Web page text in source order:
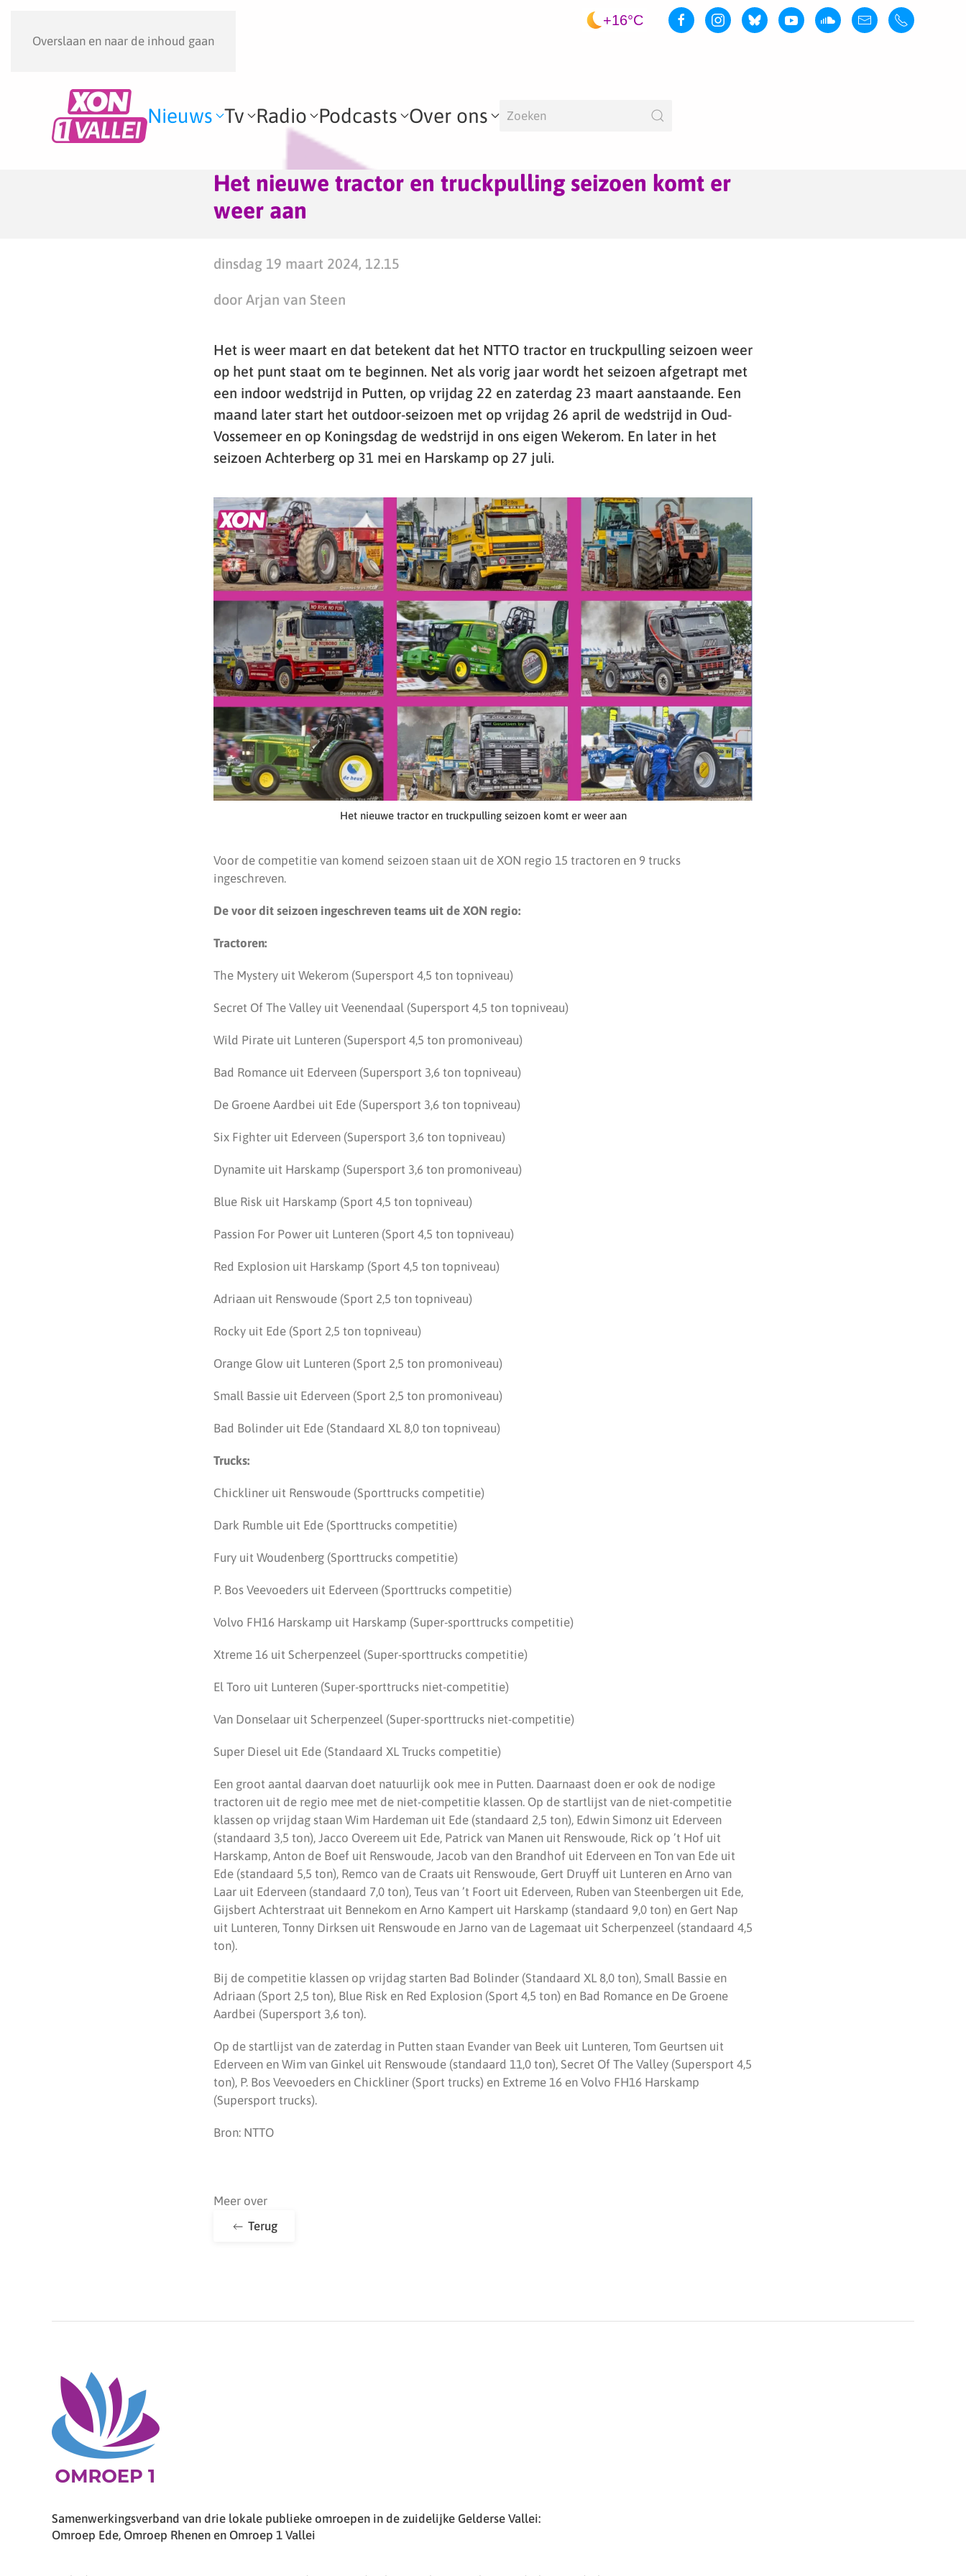
Overslaan en naar de inhoud gaan
+16°C
Nieuws Tv Radio Podcasts Over ons
Het nieuwe tractor en truckpulling seizoen komt er
weer aan
dinsdag 19 maart 2024, 12.15
door Arjan van Steen
Het is weer maart en dat betekent dat het NTTO tractor en truckpulling seizoen weer
op het punt staat om te beginnen. Net als vorig jaar wordt het seizoen afgetrapt met
een indoor wedstrijd in Putten, op vrijdag 22 en zaterdag 23 maart aanstaande. Een
maand later start het outdoor-seizoen met op vrijdag 26 april de wedstrijd in Oud-
Vossemeer en op Koningsdag de wedstrijd in ons eigen Wekerom. En later in het
seizoen Achterberg op 31 mei en Harskamp op 27 juli.
Het nieuwe tractor en truckpulling seizoen komt er weer aan
Voor de competitie van komend seizoen staan uit de XON regio 15 tractoren en 9 trucks
ingeschreven.
De voor dit seizoen ingeschreven teams uit de XON regio:
Tractoren:
The Mystery uit Wekerom (Supersport 4,5 ton topniveau)
Secret Of The Valley uit Veenendaal (Supersport 4,5 ton topniveau)
Wild Pirate uit Lunteren (Supersport 4,5 ton promoniveau)
Bad Romance uit Ederveen (Supersport 3,6 ton topniveau)
De Groene Aardbei uit Ede (Supersport 3,6 ton topniveau)
Six Fighter uit Ederveen (Supersport 3,6 ton topniveau)
Dynamite uit Harskamp (Supersport 3,6 ton promoniveau)
Blue Risk uit Harskamp (Sport 4,5 ton topniveau)
Passion For Power uit Lunteren (Sport 4,5 ton topniveau)
Red Explosion uit Harskamp (Sport 4,5 ton topniveau)
Adriaan uit Renswoude (Sport 2,5 ton topniveau)
Rocky uit Ede (Sport 2,5 ton topniveau)
Orange Glow uit Lunteren (Sport 2,5 ton promoniveau)
Small Bassie uit Ederveen (Sport 2,5 ton promoniveau)
Bad Bolinder uit Ede (Standaard XL 8,0 ton topniveau)
Trucks:
Chickliner uit Renswoude (Sporttrucks competitie)
Dark Rumble uit Ede (Sporttrucks competitie)
Fury uit Woudenberg (Sporttrucks competitie)
P. Bos Veevoeders uit Ederveen (Sporttrucks competitie)
Volvo FH16 Harskamp uit Harskamp (Super-sporttrucks competitie)
Xtreme 16 uit Scherpenzeel (Super-sporttrucks competitie)
El Toro uit Lunteren (Super-sporttrucks niet-competitie)
Van Donselaar uit Scherpenzeel (Super-sporttrucks niet-competitie)
Super Diesel uit Ede (Standaard XL Trucks competitie)
Een groot aantal daarvan doet natuurlijk ook mee in Putten. Daarnaast doen er ook de nodige
tractoren uit de regio mee met de niet-competitie klassen. Op de startlijst van de niet-competitie
klassen op vrijdag staan Wim Hardeman uit Ede (standaard 2,5 ton), Edwin Simonz uit Ederveen
(standaard 3,5 ton), Jacco Overeem uit Ede, Patrick van Manen uit Renswoude, Rick op ’t Hof uit
Harskamp, Anton de Boef uit Renswoude, Jacob van den Brandhof uit Ederveen en Ton van Ede uit
Ede (standaard 5,5 ton), Remco van de Craats uit Renswoude, Gert Druyff uit Lunteren en Arno van
Laar uit Ederveen (standaard 7,0 ton), Teus van ’t Foort uit Ederveen, Ruben van Steenbergen uit Ede,
Gijsbert Achterstraat uit Bennekom en Arno Kampert uit Harskamp (standaard 9,0 ton) en Gert Nap
uit Lunteren, Tonny Dirksen uit Renswoude en Jarno van de Lagemaat uit Scherpenzeel (standaard 4,5
ton).
Bij de competitie klassen op vrijdag starten Bad Bolinder (Standaard XL 8,0 ton), Small Bassie en
Adriaan (Sport 2,5 ton), Blue Risk en Red Explosion (Sport 4,5 ton) en Bad Romance en De Groene
Aardbei (Supersport 3,6 ton).
Op de startlijst van de zaterdag in Putten staan Evander van Beek uit Lunteren, Tom Geurtsen uit
Ederveen en Wim van Ginkel uit Renswoude (standaard 11,0 ton), Secret Of The Valley (Supersport 4,5
ton), P. Bos Veevoeders en Chickliner (Sport trucks) en Extreme 16 en Volvo FH16 Harskamp
(Supersport trucks).
Bron: NTTO
Meer over
Terug
Samenwerkingsverband van drie lokale publieke omroepen in de zuidelijke Gelderse Vallei:
Omroep Ede, Omroep Rhenen en Omroep 1 Vallei